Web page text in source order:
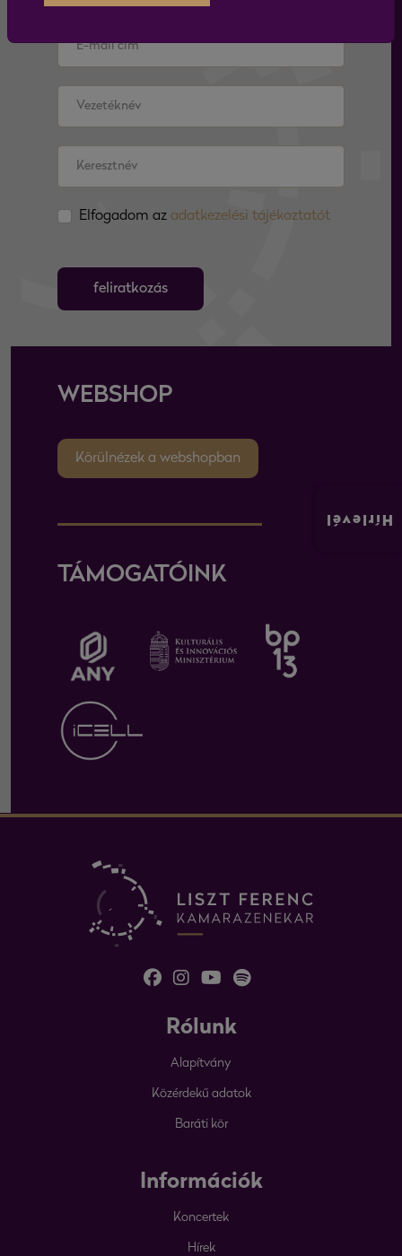
Elfogadom az adatkezelési tájékoztatót
feliratkozás
WEBSHOP
Körülnézek a webshopban
TÁMOGATÓINK
Hírlevél
Rólunk
Alapítvány
Közérdekű adatok
Baráti kör
Információk
Koncertek
Hírek